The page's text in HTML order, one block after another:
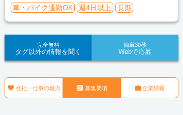
車・バイク通勤OK 週4日以上 長期
完全無料
タグ以外の情報を聞く
簡単30秒
Webで応募
 会社・仕事の魅力  募集要項 企業情報